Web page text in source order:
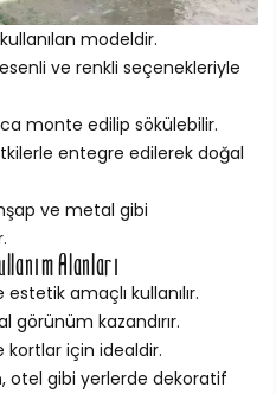
modeldir.
ve renkli seçenekleriyle
monte edilip sökülebilir.
entegre edilerek doğal
ve metal gibi
Alanları
amaçlı kullanılır.
görünüm kazandırır.
kortlar için idealdir.
otel gibi yerlerde dekoratif